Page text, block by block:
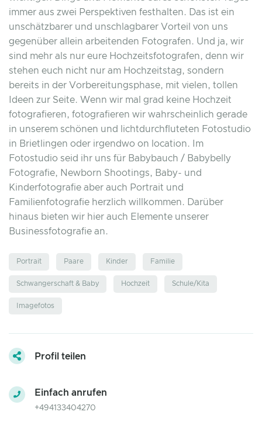
immer aus zwei Perspektiven festhalten. Das ist ein
unschätzbarer und unschlagbarer Vorteil von uns
gegenüber allein arbeitenden Fotografen. Und ja, wir
sind mehr als nur eure Hochzeitsfotografen, denn wir
stehen euch nicht nur am Hochzeitstag, sondern
bereits in der Vorbereitungsphase, mit vielen, tollen
Ideen zur Seite. Wenn wir mal grad keine Hochzeit
fotografieren, fotografieren wir wahrscheinlich gerade
in unserem schönen und lichtdurchfluteten Fotostudio
in Brietlingen oder irgendwo on location. Im
Fotostudio seid ihr uns für Babybauch / Babybelly
Fotografie, Newborn Shootings, Baby- und
Kinderfotografie aber auch Portrait und
Familienfotografie herzlich willkommen. Darüber
hinaus bieten wir hier auch Elemente unserer
Businessfotografie an.
Portrait Paare Kinder Familie
Schwangerschaft & Baby Hochzeit Schule/Kita
Imagefotos
Profil teilen
Einfach anrufen
+494133404270